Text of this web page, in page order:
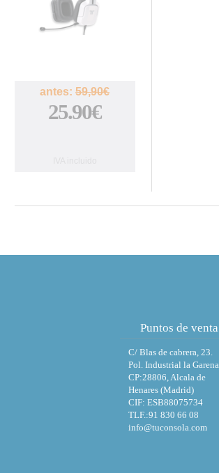
antes:59,90€
25.90€
Puntos de venta
C/ Blas de cabrera, 23.
Pol. Industrial la Garena,
CP:28806, Alcala de
Henares (Madrid)
CIF: ESB88075734
TLF.:91 830 66 08
info@tuconsola.com